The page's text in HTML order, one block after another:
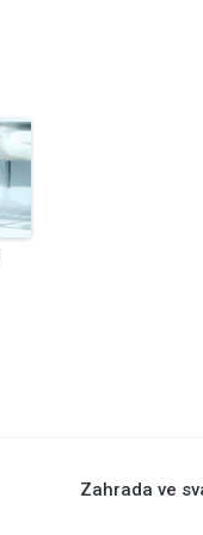
Zahrada ve